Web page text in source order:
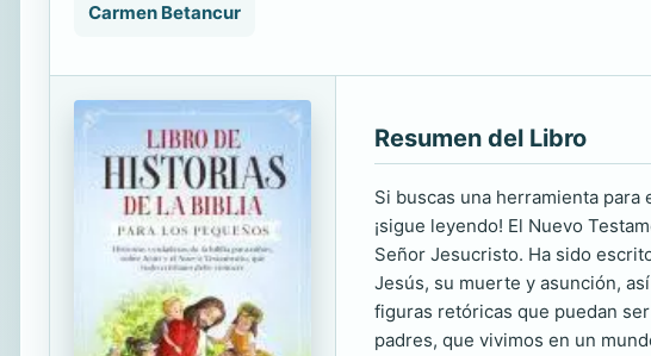
Carmen Betancur
Resumen del Libro
Si buscas una herramienta
¡sigue leyendo! El Nuevo
Señor Jesucristo. Ha sido
Jesús, su muerte y asunción,
figuras retóricas que puedan
padres, que vivimos en un